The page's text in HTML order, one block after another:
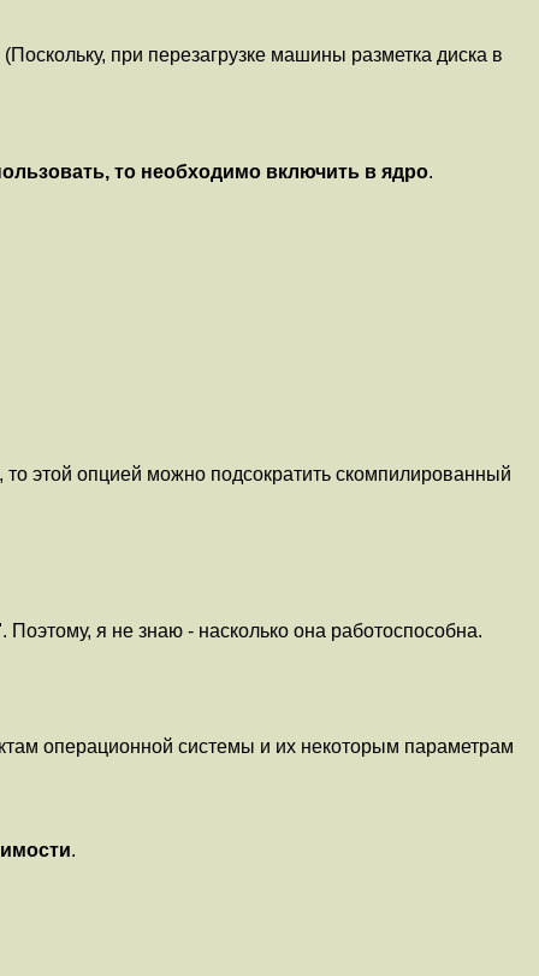
при перезагрузке машины разметка диска в
то необходимо включить в ядро.
этой опцией можно подсократить скомпилированный
я не знаю - насколько она работоспособна.
операционной системы и их некоторым параметрам
.